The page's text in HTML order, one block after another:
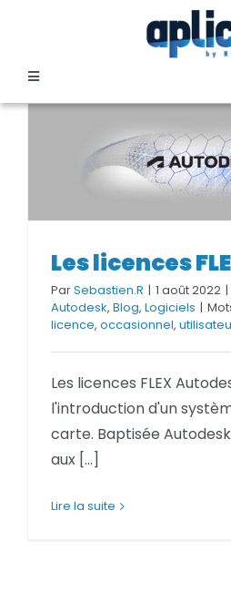
Toggle
Navigation
TEMOIGNAGES
Les
Les licences
ParSebastien.R | 1 août 2022 |
Autodesk, Blog, Logiciels |
licence, occasionnel,
Les licences FLEX
l'introduction d'un
carte. Baptisée
aux [...]
Lire la suite